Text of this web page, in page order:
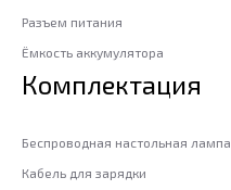
Разъем питания
Ёмкость аккумулятора
Комплектация
Беспроводная настольная лампа
Кабель для зарядки